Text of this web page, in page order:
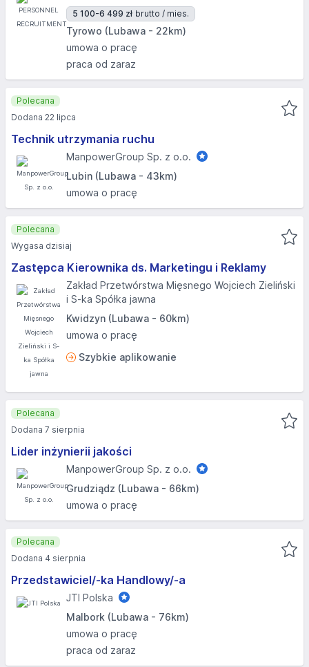
5 100-6 499 zł brutto / mies.
Tyrowo (Lubawa - 22km)
umowa o pracę
praca od zaraz
Technik utrzymania ruchu
ManpowerGroup Sp. z o.o.
Lubin (Lubawa - 43km)
umowa o pracę
Polecana
Dodana 22 lipca
Zastępca Kierownika ds. Marketingu i Reklamy
Zakład Przetwórstwa Mięsnego Wojciech Zieliński
i S-ka Spółka jawna
Kwidzyn (Lubawa - 60km)
umowa o pracę
Szybkie aplikowanie
Polecana
Wygasa dzisiaj
Lider inżynierii jakości
ManpowerGroup Sp. z o.o.
Grudziądz (Lubawa - 66km)
umowa o pracę
Polecana
Dodana 7 sierpnia
Przedstawiciel/-ka Handlowy/-a
JTI Polska
Malbork (Lubawa - 76km)
umowa o pracę
praca od zaraz
Polecana
Dodana 4 sierpnia